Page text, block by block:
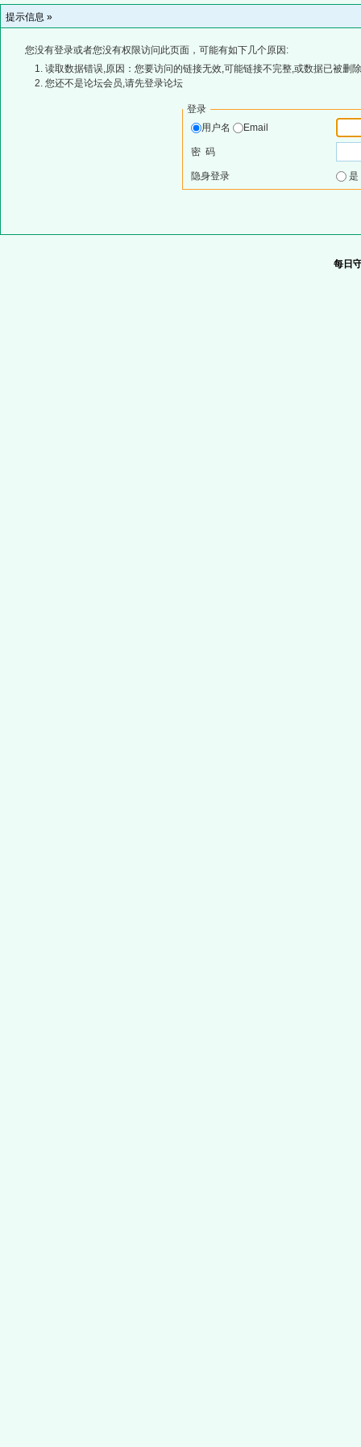
提示信息 »
您没有登录或者您没有权限访问此页面，可能有如下几个原因:
读取数据错误,原因：您要访问的链接无效,可能链接不完整,或数据已被删
您还不是论坛会员,请先登录论坛
登录
用户名
Email
密 码
隐身登录
每日